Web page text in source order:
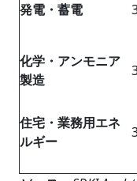
発電・蓄電
化学・アンモニア
製造
住宅・業務用エネ
ルギー